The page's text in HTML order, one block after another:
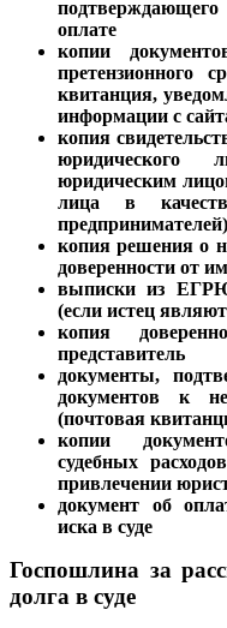
подтверждающего
оплате
копии
претензионного
квитанция,
информации с
копия
юридического
юридическим
лица в
предпринимателей)
копия решения о
доверенности от
выписки из
(если истец
копия
представитель
документы,
документов к
(почтовая
копии
судебных
привлечении
документ об
иска в суде
Госпошлина за
долга в суде